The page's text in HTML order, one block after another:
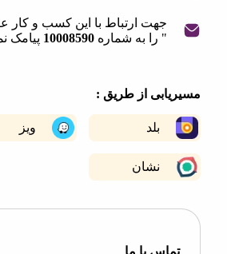
جهت ارتباط با این کسب و کار عبارت "
" را به شماره
10008590 پیامک نمایید.
از طریق :
ویز
نشان
با ما